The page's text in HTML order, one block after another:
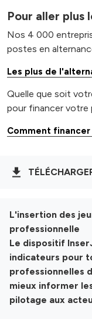
Pour aller plus
Nos 4 000
postes en
Les plus de
Quelle que soit
pour financer votre
Comment
L'insertion des
professionnelle
Le dispositif
indicateurs pour
professionnelles
mieux informer
pilotage aux